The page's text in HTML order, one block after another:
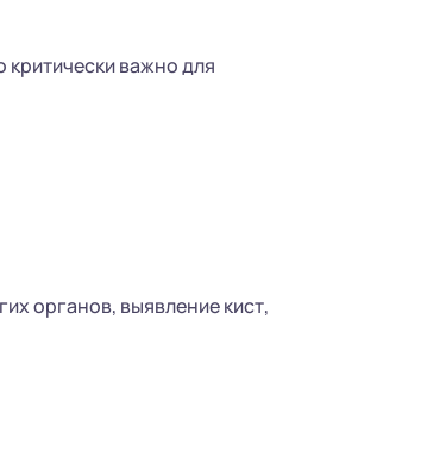
важно для
органов, выявление кист,